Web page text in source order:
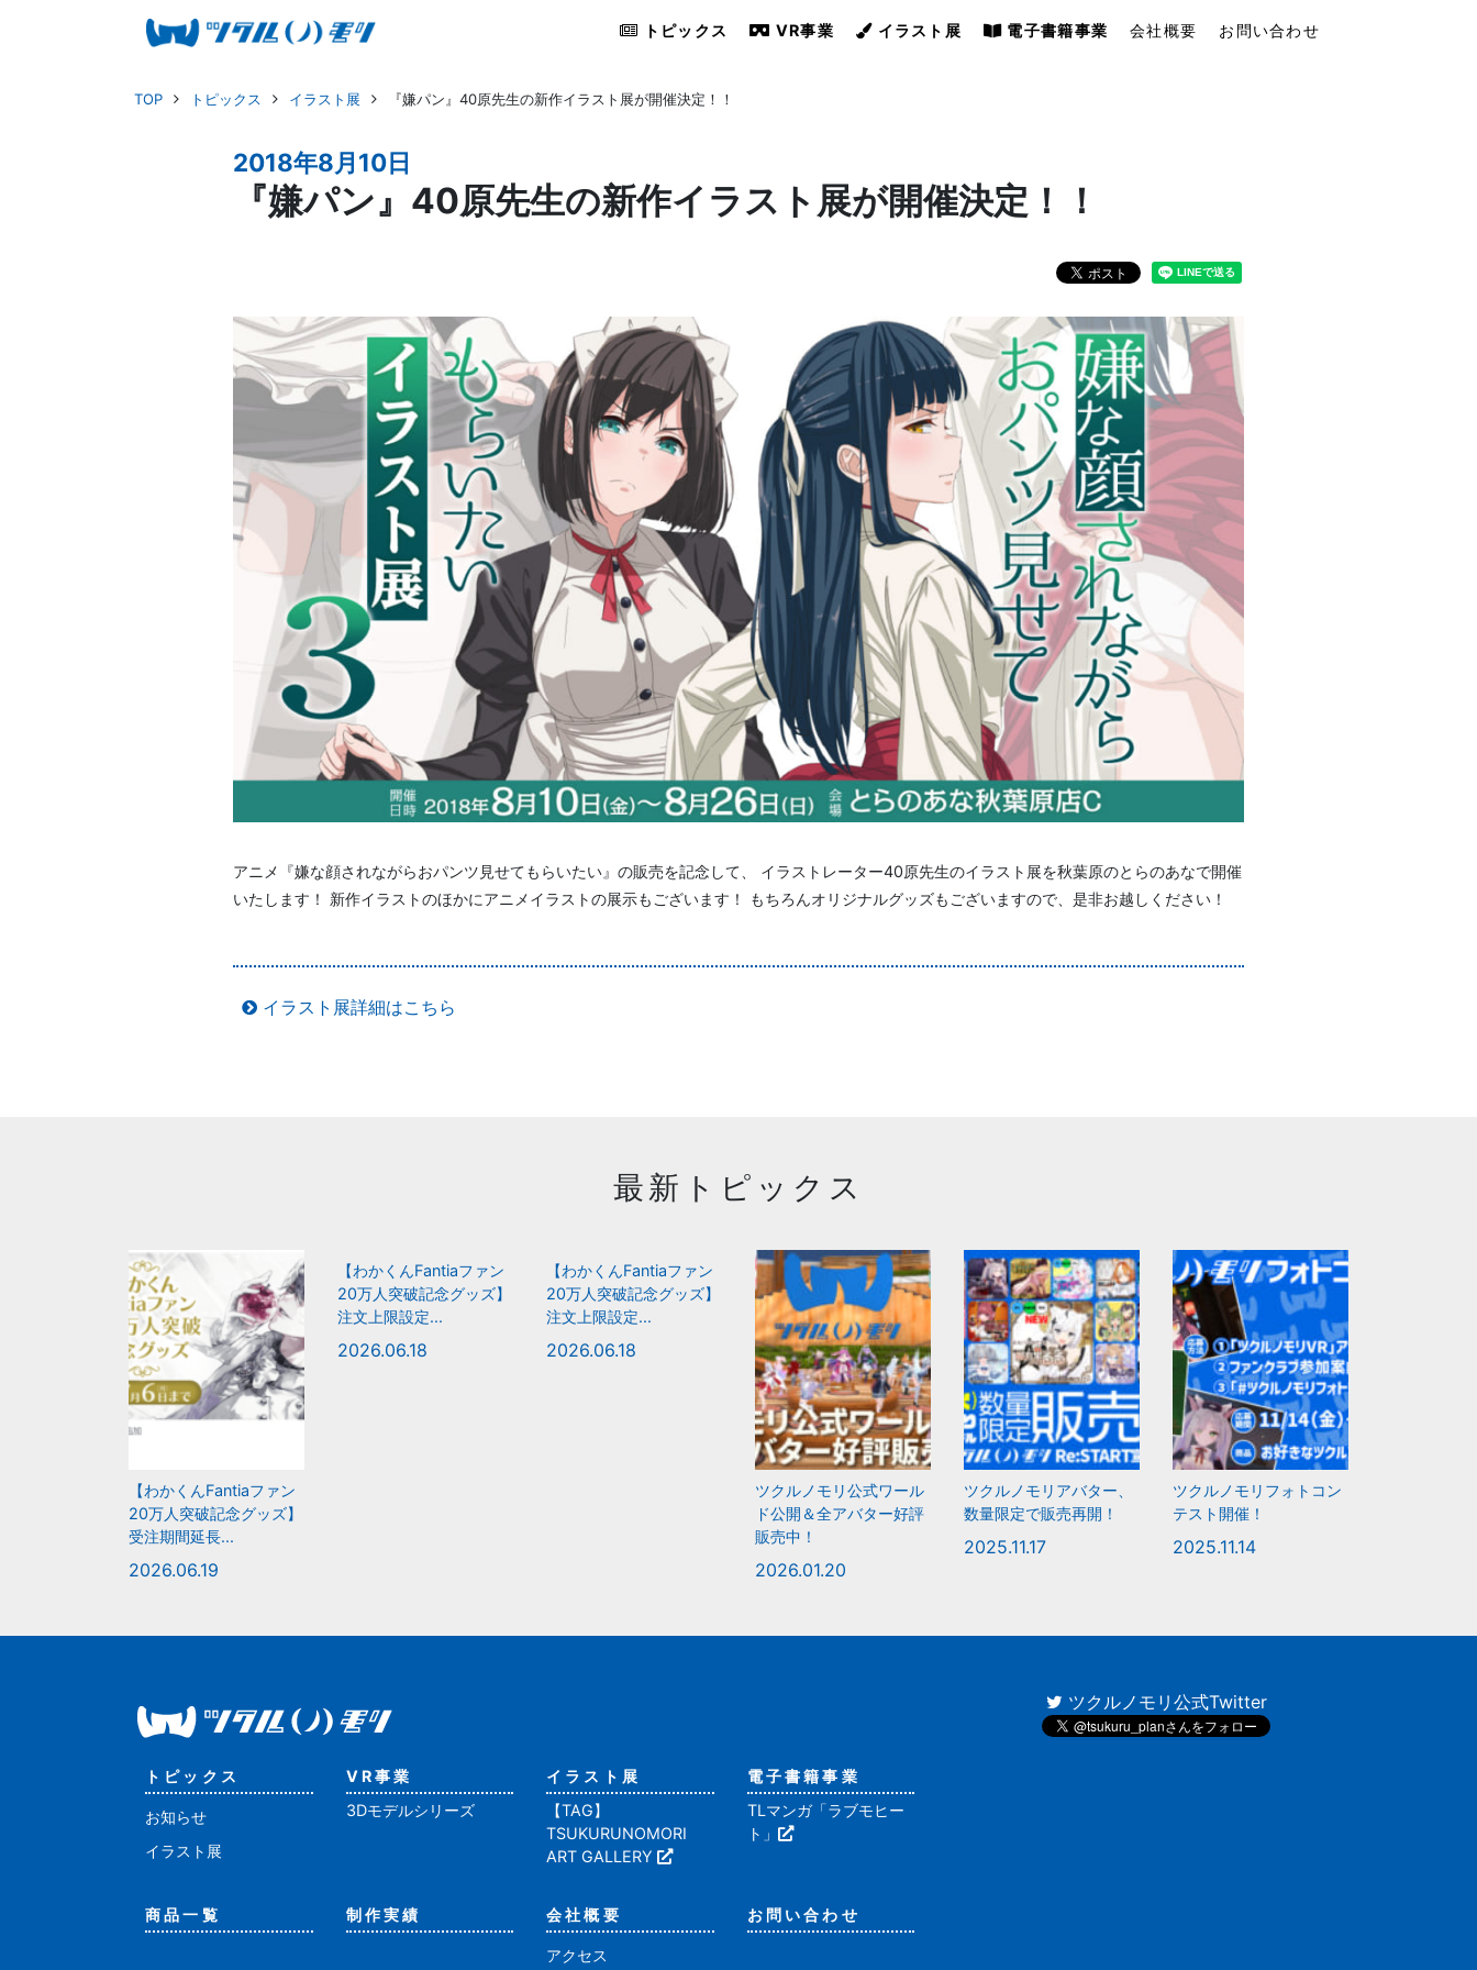
トピックス VR事業 イラスト展 電子書籍事業 会社概要 お問い合わせ
TOP トピックス イラスト展 『嫌パン』40原先生の新作イラスト展が開催決定！！
2018年8月10日
『嫌パン』40原先生の新作イラスト展が開催決定！！
アニメ『嫌な顔されながらおパンツ見せてもらいたい』の販売を記念して、 イラストレーター40原先生のイラスト展を秋葉原のとらのあなで開催
いたします！ 新作イラストのほかにアニメイラストの展示もございます！ もちろんオリジナルグッズもございますので、是非お越しください！
イラスト展詳細はこちら
最新トピックス
【わかくんFantiaファン
20万人突破記念グッズ】
受注期間延長...
2026.06.19
【わかくんFantiaファン
20万人突破記念グッズ】
注文上限設定...
2026.06.18
【わかくんFantiaファン
20万人突破記念グッズ】
注文上限設定...
2026.06.18
ツクルノモリ公式ワール
ド公開＆全アバター好評
販売中！
2026.01.20
ツクルノモリアバター、
数量限定で販売再開！
2025.11.17
ツクルノモリフォトコン
テスト開催！
2025.11.14
トピックス
お知らせ
イラスト展
VR事業
3Dモデルシリーズ
イラスト展
【TAG】
TSUKURUNOMORI
ART GALLERY
電子書籍事業
TLマンガ「ラブモヒー
ト」
商品一覧 制作実績 会社概要
アクセス
お問い合わせ
ツクルノモリ公式Twitter